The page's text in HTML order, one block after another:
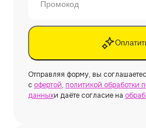
Отправляя форму, вы
с офертой, политикой обработки
данныхи даёте согласие на